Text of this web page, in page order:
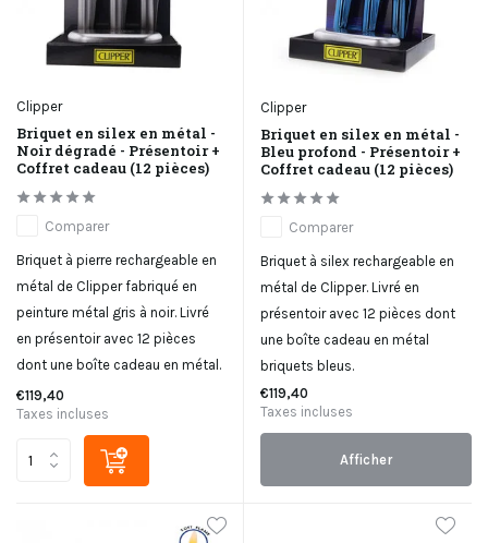
Clipper
Briquet en silex en métal -
Noir dégradé - Présentoir +
Coffret cadeau (12 pièces)
Comparer
Briquet à pierre rechargeable en
métal de Clipper fabriqué en
peinture métal gris à noir. Livré
en présentoir avec 12 pièces
dont une boîte cadeau en métal.
€119,40
Taxes incluses
Clipper
Briquet en silex en métal -
Bleu profond - Présentoir +
Coffret cadeau (12 pièces)
Comparer
Briquet à silex rechargeable en
métal de Clipper. Livré en
présentoir avec 12 pièces dont
une boîte cadeau en métal
briquets bleus.
€119,40
Taxes incluses
Afficher